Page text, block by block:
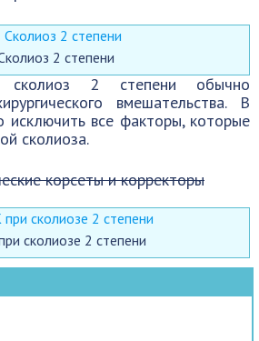
2 степени
сколиоз 2 степени обычно
вмешательства. В
все факторы, которые
сколиоза.
корсеты и корректоры
сколиозе 2 степени